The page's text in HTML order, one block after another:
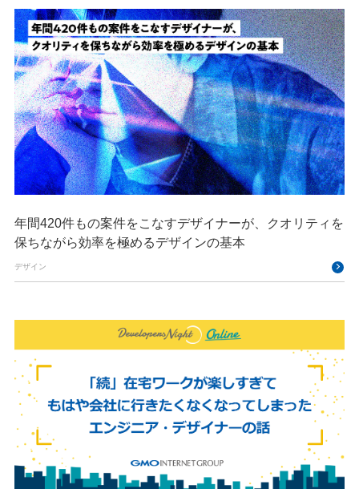
年間420件もの案件をこなすデザイナーが、クオリティを
保ちながら効率を極めるデザインの基本
デザイン